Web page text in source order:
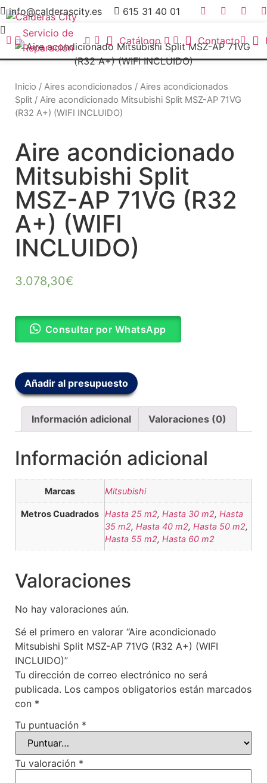
info@calderascity.es
615 31 40 01
Servicio de
Reparación
Catálogo Contacto
Inicio / Aires acondicionados / Aires acondicionados
Split / Aire acondicionado Mitsubishi Split MSZ-AP 71VG
(R32 A+) (WIFI INCLUIDO)
Aire acondicionado
Mitsubishi Split
MSZ-AP 71VG (R32
A+) (WIFI
INCLUIDO)
3.078,30€
Consultar por WhatsApp
Añadir al presupuesto
Información adicional Valoraciones (0)
Información adicional
Marcas Mitsubishi
Metros Cuadrados Hasta 25 m2, Hasta 30 m2, Hasta
35 m2, Hasta 40 m2, Hasta 50 m2,
Hasta 55 m2, Hasta 60 m2
Valoraciones
No hay valoraciones aún.
Sé el primero en valorar “Aire acondicionado
Mitsubishi Split MSZ-AP 71VG (R32 A+) (WIFI
INCLUIDO)”
Tu dirección de correo electrónico no será
publicada. Los campos obligatorios están marcados
con *
Tu puntuación *
Tu valoración *